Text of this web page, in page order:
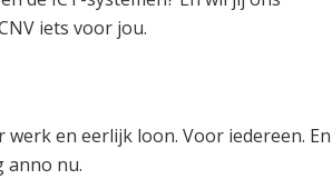
iets voor jou.
en eerlijk loon. Voor iedereen. En
anno nu.